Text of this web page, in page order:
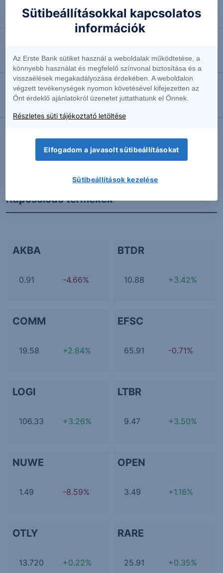
Négyhavi mélyponton a forint
EURUSD: munkapiaci jelentésre várva
2026.08.07. 10:37
További Erste elemzések
Kapcsolódó termékek
AKBA
0.91 -4.66%
BTDR
10.88 +3.42%
COMM
19.58 +2.84%
EFSC
65.91 -0.71%
LOGI
106.33 +3.26%
LTBR
9.47 +3.50%
NUWE
1.49 -8.59%
OPEN
3.49 +1.16%
OTLY
13.720 +0.22%
RARE
25.91 +0.35%
Sütibeállításokkal kapcsolatos
információk
Az Erste Bank sütiket használ a weboldalak működtetése, a
könnyebb használat és megfelelő színvonal biztosítása és a
visszaélések megakadályozása érdekében. A weboldalon
végzett tevékenységek nyomon követésével kifejezetten az
Önt érdeklő ajánlatokról üzenetet juttathatunk el Önnek.
Részletes süti tájékoztató letöltése
Elfogadom a javasolt sütibeállításokat
Sütibeállítások kezelése